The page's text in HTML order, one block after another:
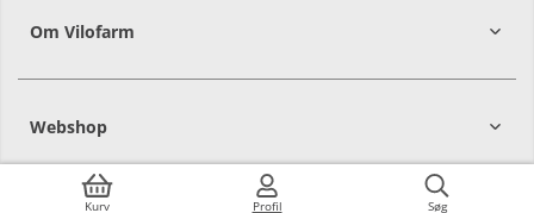
Kurv Profil Søg
Om Vilofarm
Webshop